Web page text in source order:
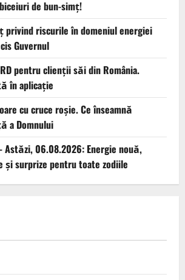
de bun-simț!
privind riscurile în domeniul energiei
Guvernul
pentru clienții săi din România.
în aplicație
cu cruce roșie. Ce înseamnă
a Domnului
Astăzi, 06.08.2026: Energie nouă,
și surprize pentru toate zodiile